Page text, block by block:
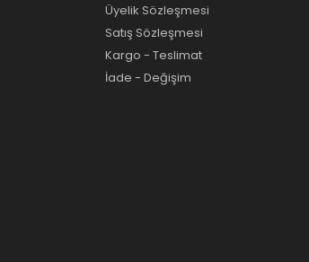
Üyelik Sözleşmesi
Satış Sözleşmesi
Kargo - Teslimat
İade - Değişim